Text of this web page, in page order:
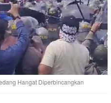
Hangat Diperbincangkan